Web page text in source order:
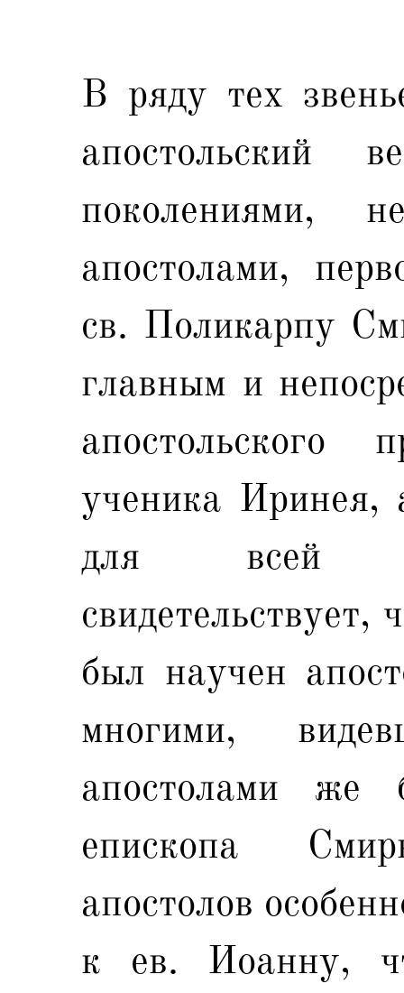
В ряду тех
апостольский
поколениями,
апостолами,
св. Поликарпу
главным и
апостольского
ученика Иринея,
для всей
был научен
многими,
апостолами
епископа
апостолов
к ев. Иоанну,